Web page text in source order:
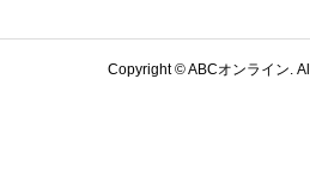
Copyright ©ABCオンライン.